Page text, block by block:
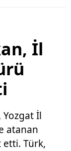
İl
Yozgat İl
atanan
etti. Türk,